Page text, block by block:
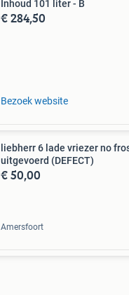
Inhoud 101 liter - B
€ 284,50
Bezoek website
liebherr 6 lade vriezer no
uitgevoerd (DEFECT)
€ 50,00
Amersfoort